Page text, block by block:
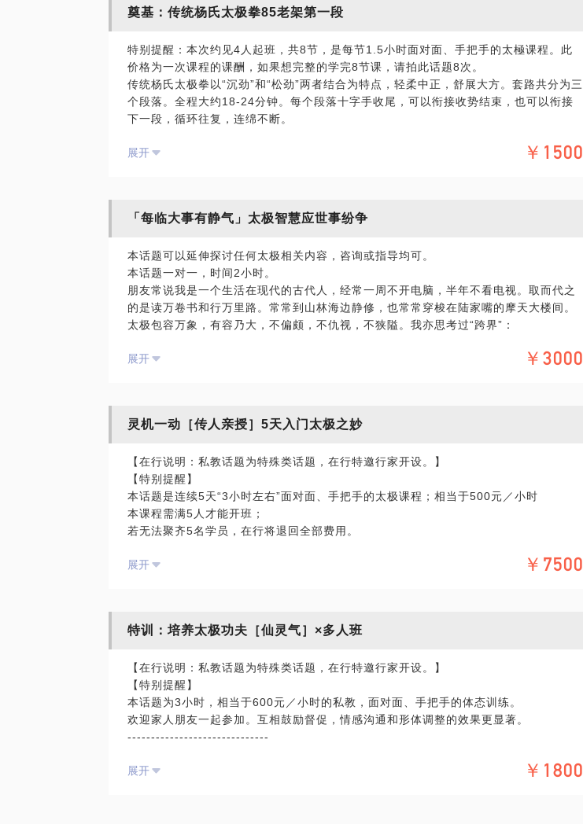
奠基：传统杨氏太极拳85老架第一段
特别提醒：本次约见4人起班，共8节，是每节1.5小时面对面、手把手的太極课程。此
价格为一次课程的课酬，如果想完整的学完8节课，请拍此话题8次。
传统杨氏太极拳以“沉劲”和“松劲”两者结合为特点，轻柔中正，舒展大方。套路共分为三
个段落。全程大约18-24分钟。每个段落十字手收尾，可以衔接收势结束，也可以衔接
下一段，循环往复，连绵不断。
1.预备式（无极桩） 2.起势 3.揽雀尾
13.如封似闭 14.十字手 附加 85［收势］
1：身法，基本桩功
2：步法，马步，弓步，虚步，
3：手法，掌法和拳法
第二段（8－10分钟）
从15式［抱虎归山］ 到46式［十字手］
1.步法：后退步［倒辇猴］横步［云手］
难度进阶
2.综合协调与平衡能力。［金鸡独立］［转身摆莲］
3.眼法（独门秘籍）
【课程设置】
此课程为多人班，非一对一，满4人即可开班；有五行基础的学员可以直接报名参加，没
有基础的学员先参加五行课程或增加5个课时。
共计8节课，每节时长90分钟，每周至少保证两次课程。如学员可以保证隔天学习则效
【价格说明】
1300元为一位学员1次课程的费用。
静候。
展开 ￥1500
「每临大事有静气」太极智慧应世事纷争
本话题可以延伸探讨任何太极相关内容，咨询或指导均可。
本话题一对一，时间2小时。
朋友常说我是一个生活在现代的古代人，经常一周不开电脑，半年不看电视。取而代之
的是读万卷书和行万里路。常常到山林海边静修，也常常穿梭在陆家嘴的摩天大楼间。
太极包容万象，有容乃大，不偏颇，不仇视，不狭隘。我亦思考过“跨界”：
在太极中找到对应。不但道理讲得明白，而且通过实修证明，恰巧理论能够结合实践，
怎可能战胜叶问？而经历丧父之痛众叛亲离之后的大彻大悟，掌法变得收敛而拘束，二
拢，却见大拇指微张，悲伤与愤怒的内心世界借此冰山一角可以窥视。当意识只存一
念，哪怕手控敌人脉门眼神却冷清凛冽不带一丝情绪。
太极和互联网：那些珍贵的传统文化，总能在互联网时代找到一个合适的姿态传承、创
新流传。
太极和企业文化，太极和舞蹈，太极和书法，太极和时尚......
解。2015年加入互联网，对于传统行业继承者的我，是很有趣的经历。2016年甚至有
也总是在被社会教导。有时身在其中，反倒不识庐山真面目。不如换个角度，以吾十来
扇新的窗口。
如果您的世界包罗万象，而太极有容乃大，一定可以找到相通之处。
若有缘，不妨来此，与我促膝长谈。
展开 ￥3000
灵机一动［传人亲授］5天入门太极之妙
【在行说明：私教话题为特殊类话题，在行特邀行家开设。】
【特别提醒】
本话题是连续5天“3小时左右”面对面、手把手的太极课程；相当于500元／小时
本课程需满5人才能开班；
若无法聚齐5名学员，在行将退回全部费用。
间。
包罗万象，涉及武学、哲学、文学、书法、风俗……仔细说起来，可不止那些寻常概
因为自幼练习太极，我常常与朋友说，与太极相处其实非常有趣，你去追求她的时候，
往往摸不到裙脚，顶天了只能求个形似。你要去和她相融，太极到生活的方方面面，就
成了一个人的性格。我以童子功从小和太极一起长大，我与太极已不分你我。那些相伴
的时光，揉碎在湛如秋水的太极刀光中，在朗朗诵读的《道德经》里， 以及日日演练的
云手与推手之间。数年之后身体会自然而然展现出绝佳的平衡能力，性格也越发沉稳大
所以武林旧事不远，太极的美与精妙也不远，如果你对传说中的太极功夫感兴趣，想搞
展开 ￥7500
特训：培养太极功夫［仙灵气］×多人班
【在行说明：私教话题为特殊类话题，在行特邀行家开设。】
【特别提醒】
本话题为3小时，相当于600元／小时的私教，面对面、手把手的体态训练。
欢迎家人朋友一起参加。互相鼓励督促，情感沟通和形体调整的效果更显著。
------------------------------
这也常见于练功多年的人，生活中只那随意一站，却是神色奕奕、静气端庄，似乎真生
展开 ￥1800